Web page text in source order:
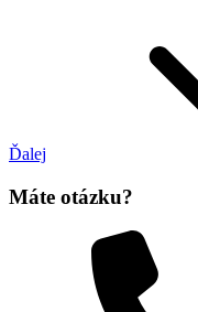
Ďalej
Máte otázku?